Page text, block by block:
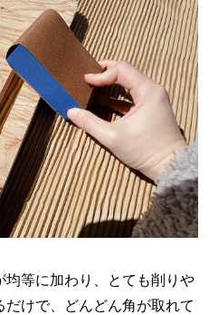
均等に加わり、とても削りや
けで、どんどん角が取れて